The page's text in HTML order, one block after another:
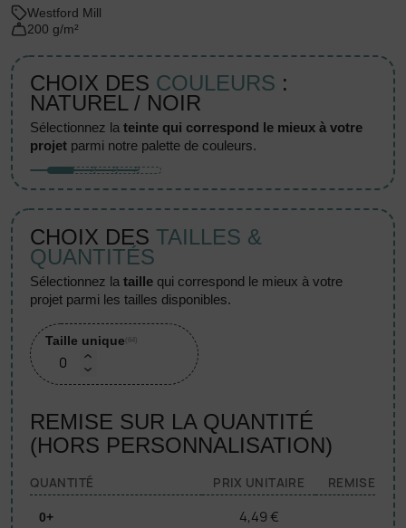
Westford Mill
200 g/m²
CHOIX DES COULEURS :
NATUREL / NOIR
sélectionnez lateinte qui correspond le mieux à votre
projet parmi notre palette de couleurs.
CHOIX DES TAILLES &
QUANTITÉS
sélectionnez lataille qui correspond le mieux à votre
projet parmi les tailles disponibles.
Taille unique (64)
REMISE SUR LA QUANTITÉ
(HORS PERSONNALISATION)
QUANTITÉ PRIX UNITAIRE REMISE
0+ 4,49 €